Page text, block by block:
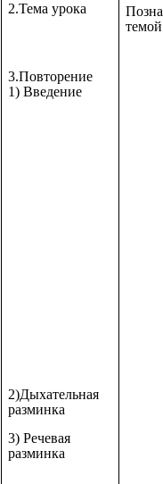
2.Тема урока
3.Повторение
1) Введение
2)Дыхательная
разминка
3) Речевая
разминка